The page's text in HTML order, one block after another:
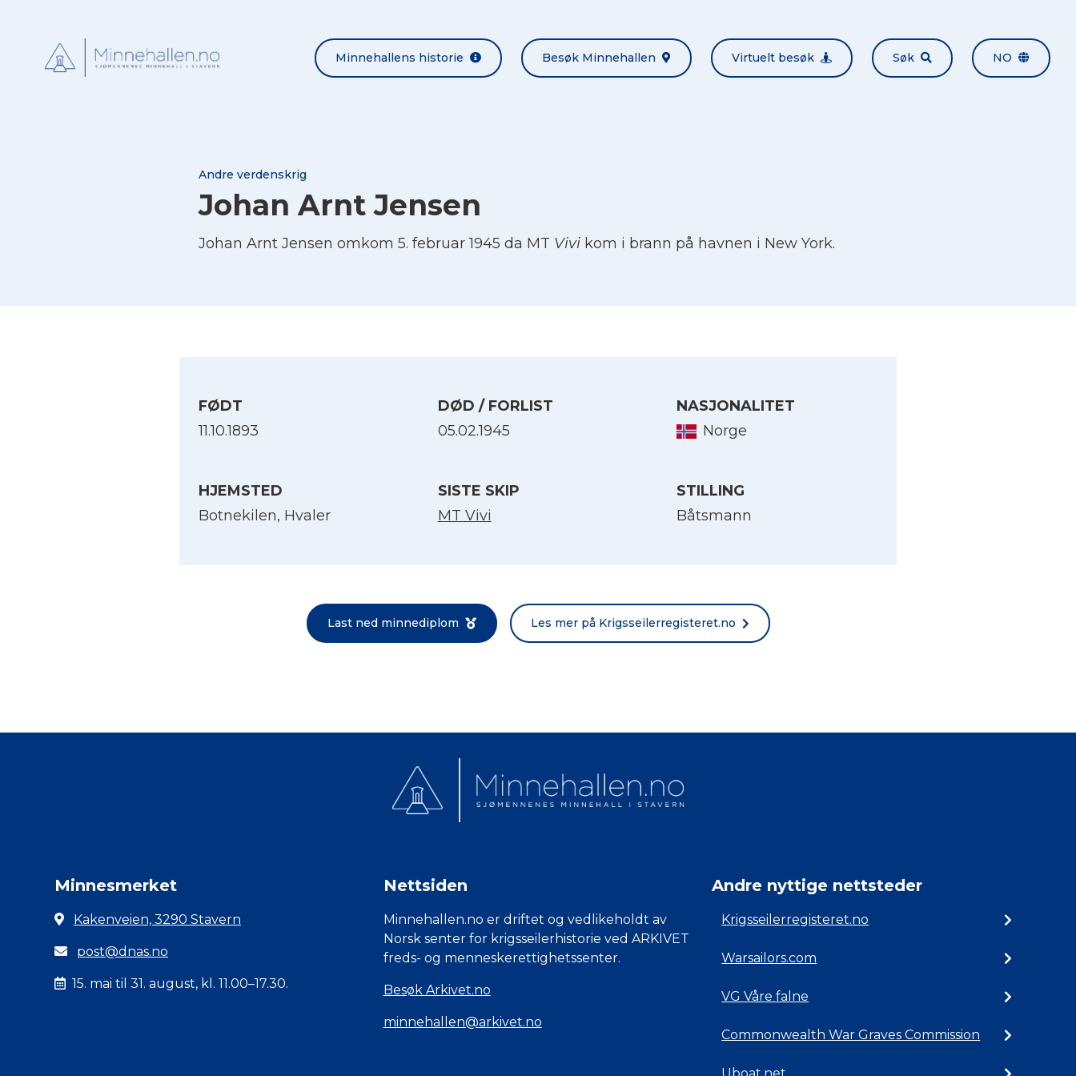
Minnehallens historie Besøk Minnehallen Virtuelt besøk Søk NO
Andre verdenskrig
Johan Arnt Jensen
Johan Arnt Jensen omkom 5. februar 1945 da MT Vivi kom i brann på havnen i New York.
FØDT
11.10.1893
DØD / FORLIST
05.02.1945
NASJONALITET
Norge
HJEMSTED
Botnekilen, Hvaler
SISTE SKIP
MT Vivi
STILLING
Båtsmann
Last ned minnediplom Les mer på Krigsseilerregisteret.no
Minnesmerket
Kakenveien, 3290 Stavern
post@dnas.no
15. mai til 31. august, kl. 11.00–17.30.
Nettsiden
Minnehallen.no er driftet og vedlikeholdt av
Norsk senter for krigsseilerhistorie ved ARKIVET
freds- og menneskerettighetssenter.
Besøk Arkivet.no
minnehallen@arkivet.no
Andre nyttige nettsteder
Krigsseilerregisteret.no
Warsailors.com
VG Våre falne
Commonwealth War Graves Commission
Norsk bokmål